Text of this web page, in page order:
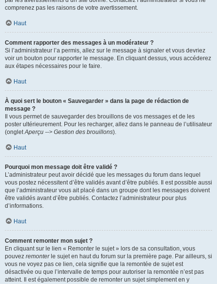
comprenez pas les raisons de votre avertissement.
Haut
Comment rapporter des messages à un modérateur ?
Si l’administrateur l’a permis, allez sur le message à signaler et vous devriez
voir un bouton pour rapporter le message. En cliquant dessus, vous accéderez
aux étapes nécessaires pour le faire.
Haut
À quoi sert le bouton « Sauvegarder » dans la page de rédaction de
message ?
Il vous permet de sauvegarder des brouillons de vos messages et de les
poster ultérieurement. Pour les recharger, allez dans le panneau de l’utilisateur
(ongletAperçu --> Gestion des brouillons).
Haut
Pourquoi mon message doit être validé ?
L’administrateur peut avoir décidé que les messages du forum dans lequel
vous postez nécessitent d’être validés avant d’être publiés. Il est possible aussi
que l’administrateur vous ait placé dans un groupe dont les messages doivent
être validés avant d’être publiés. Contactez l’administrateur pour plus
d’informations.
Haut
Comment remonter mon sujet ?
En cliquant sur le lien « Remonter le sujet » lors de sa consultation, vous
pouvez remonterle sujet en haut du forum sur la première page. Par ailleurs, si
vous ne voyez pas ce lien, cela signifie que la remontée de sujet est
désactivée ou que l’intervalle de temps pour autoriser la remontée n’est pas
atteint. Il est également possible de remonter un sujet simplement en y